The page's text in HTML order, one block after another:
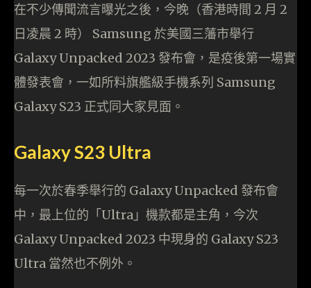
在不少傳聞流言曝光之後，今晚（香港時間 2 月 2
日凌晨 2 時） Samsung 於美國三藩市舉行
Galaxy Unpacked 2023 發布會，是疫後第一場實
體發表會，一如所料旗艦級手機系列 Samsung
Galaxy S23 正式同大家見面。
Galaxy S23 Ultra
每一次於春季舉行的 Galaxy Unpacked 發布會
中，最上位的「Ultra」機款都是主角，今次
Galaxy Unpacked 2023 中現身的 Galaxy S23
Ultra 當然也不例外。